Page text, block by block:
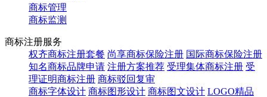
商标管理
商标监测
商标注册服务
权齐商标注册套餐 尚享商标保险注册 国际商标保险注册
知名商标品牌申请 注册方案推荐 受理集体商标注册 受
理证明商标注册 商标驳回复审
商标字体设计 商标图形设计 商标图文设计 LOGO精品